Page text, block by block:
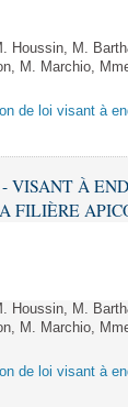
Houssin, M.
M. Marchio,
de loi visant à
- VISANT À
FILIÈRE
Houssin, M.
M. Marchio,
de loi visant à